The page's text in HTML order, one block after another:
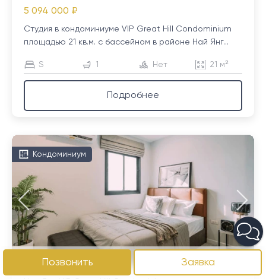
5 094 000 ₽
Студия в кондоминиуме VIP Great Hill Condominium
площадью 21 кв.м. с бассейном в районе Най Янг...
S 1 Нет 21 м²
Подробнее
Кондоминиум
Позвонить Заявка